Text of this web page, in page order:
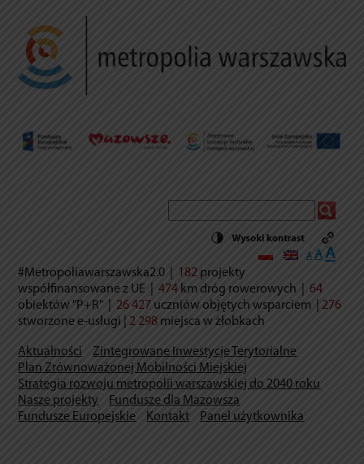
A
Decrease
font
A Reset
size.
A
size.
#Metropoliawarszawska2.0 182 projekty
współfinansowane z UE |474 km dróg rowerowych |64
obiektów "P+R" |26 427 uczniów objętych wsparciem |276
stworzone e-usługi | 2 298 miejsca w żłobkach
Aktualności
Zintegrowane Inwestycje Terytorialne
Plan Zrównoważonej Mobilności Miejskiej
Strategia rozwoju metropolii warszawskiej do 2040 roku
Nasze projekty
Fundusze dla Mazowsza
Fundusze Europejskie
Kontakt Panel użytkownika